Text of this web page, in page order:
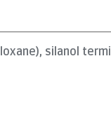
silanol